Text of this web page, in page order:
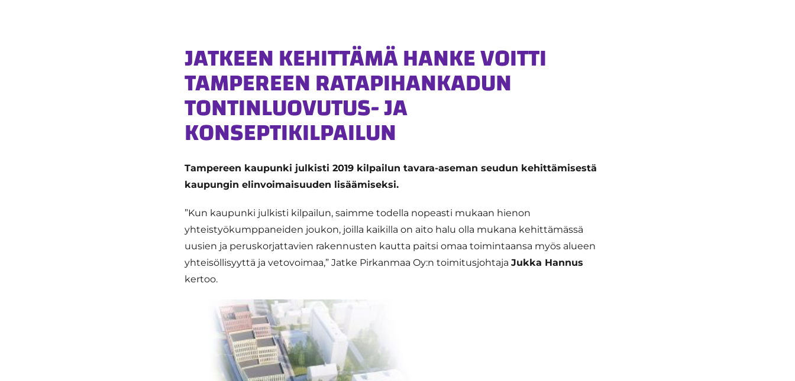
JATKEEN KEHITTÄMÄ HANKE VOITTI
TAMPEREEN RATAPIHANKADUN
TONTINLUOVUTUS- JA
KONSEPTIKILPAILUN
Tampereen kaupunki julkisti 2019 kilpailun tavara-aseman seudun kehittämisestä
kaupungin elinvoimaisuuden lisäämiseksi.
”Kun kaupunki julkisti kilpailun, saimme todella nopeasti mukaan hienon
yhteistyökumppaneiden joukon, joilla kaikilla on aito halu olla mukana kehittämässä
uusien ja peruskorjattavien rakennusten kautta paitsi omaa toimintaansa myös alueen
yhteisöllisyyttä ja vetovoimaa,” Jatke Pirkanmaa Oy:n toimitusjohtaja Jukka Hannus
kertoo.